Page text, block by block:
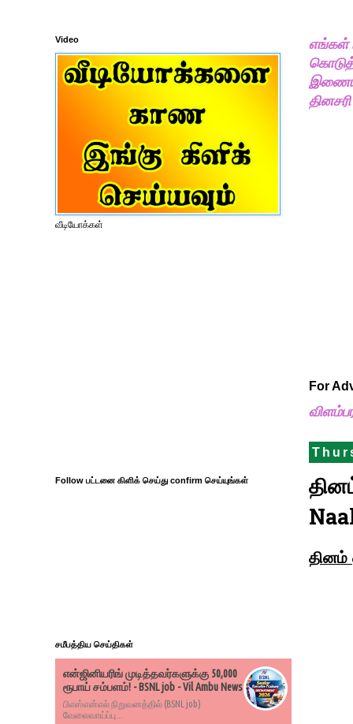
எங்கள்
For
தினம்
Video
வீடியோக்கள்
Follow பட்டனை கிளிக் செய்து confirm செய்யுங்கள்
சமீபத்திய செய்திகள்
என்ஜினியரிங் முடித்தவர்களுக்கு 50,000
ரூபாய் சம்பளம்! - BSNL job - Vil Ambu News
பிஎஸ்என்எல் நிறுவனத்தில் (BSNL job)
வேலைவாய்ப்பு...